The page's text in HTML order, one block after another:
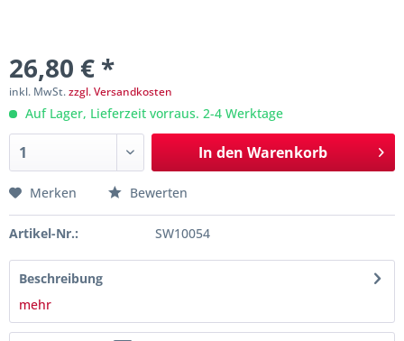
26,80 € *
inkl. MwSt.zzgl. Versandkosten
Auf Lager, Lieferzeit vorraus. 2-4 Werktage
In den Warenkorb
Merken Bewerten
Artikel-Nr.: SW10054
Beschreibung
mehr